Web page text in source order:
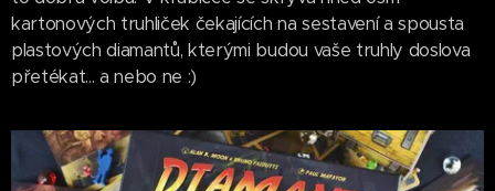
kartonových truhliček čekajících na sestavení a spousta
plastových diamantů, kterými budou vaše truhly doslova
přetékat... a nebo ne :)